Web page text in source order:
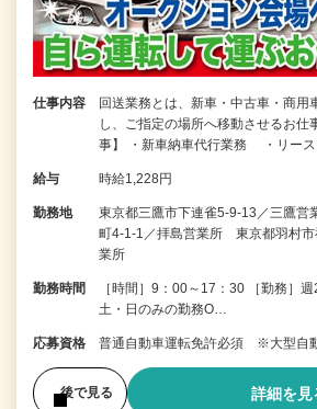
仕事内容
回送業務とは、新車・中古車・商用
し、ご指定の場所へ移動させるお
事】 ・新車納車代行業務 ・リー
給与 時給1,228円
勤務地
東京都三鷹市下連雀5-9-13／三鷹
町4-1-1／拝島営業所 東京都羽村市
業所
勤務時間
［時間］9：00～17：30 ［勤務］
土・日のみの勤務O…
応募資格 普通自動車運転免許必須 ※大型自
後で見る 詳細を見